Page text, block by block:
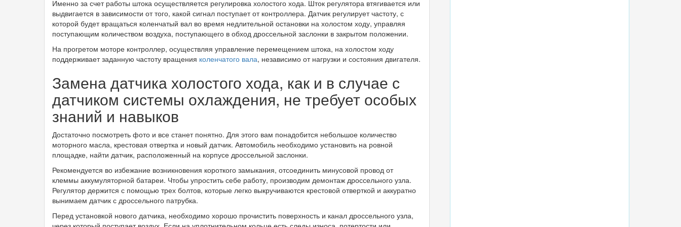
Именно за счет работы штока осуществляется регулировка холостого хода. Шток регулятора втягивается или
выдвигается в зависимости от того, какой сигнал поступает от контроллера. Датчик регулирует частоту, с
которой будет вращаться коленчатый вал во время недлительной остановки на холостом ходу, управляя
поступающим количеством воздуха, поступающего в обход дроссельной заслонки в закрытом положении.
На прогретом моторе контроллер, осуществляя управление перемещением штока, на холостом ходу
поддерживает заданную частоту вращения коленчатого вала, независимо от нагрузки и состояния двигателя.
Замена датчика холостого хода, как и в случае с
датчиком системы охлаждения, не требует особых
знаний и навыков
Достаточно посмотреть фото и все станет понятно. Для этого вам понадобится небольшое количество
моторного масла, крестовая отвертка и новый датчик. Автомобиль необходимо установить на ровной
площадке, найти датчик, расположенный на корпусе дроссельной заслонки.
Рекомендуется во избежание возникновения короткого замыкания, отсоединить минусовой провод от
клеммы аккумуляторной батареи. Чтобы упростить себе работу, производим демонтаж дроссельного узла.
Регулятор держится с помощью трех болтов, которые легко выкручиваются крестовой отверткой и аккуратно
вынимаем датчик с дроссельного патрубка.
Перед установкой нового датчика, необходимо хорошо прочистить поверхность и канал дроссельного узла,